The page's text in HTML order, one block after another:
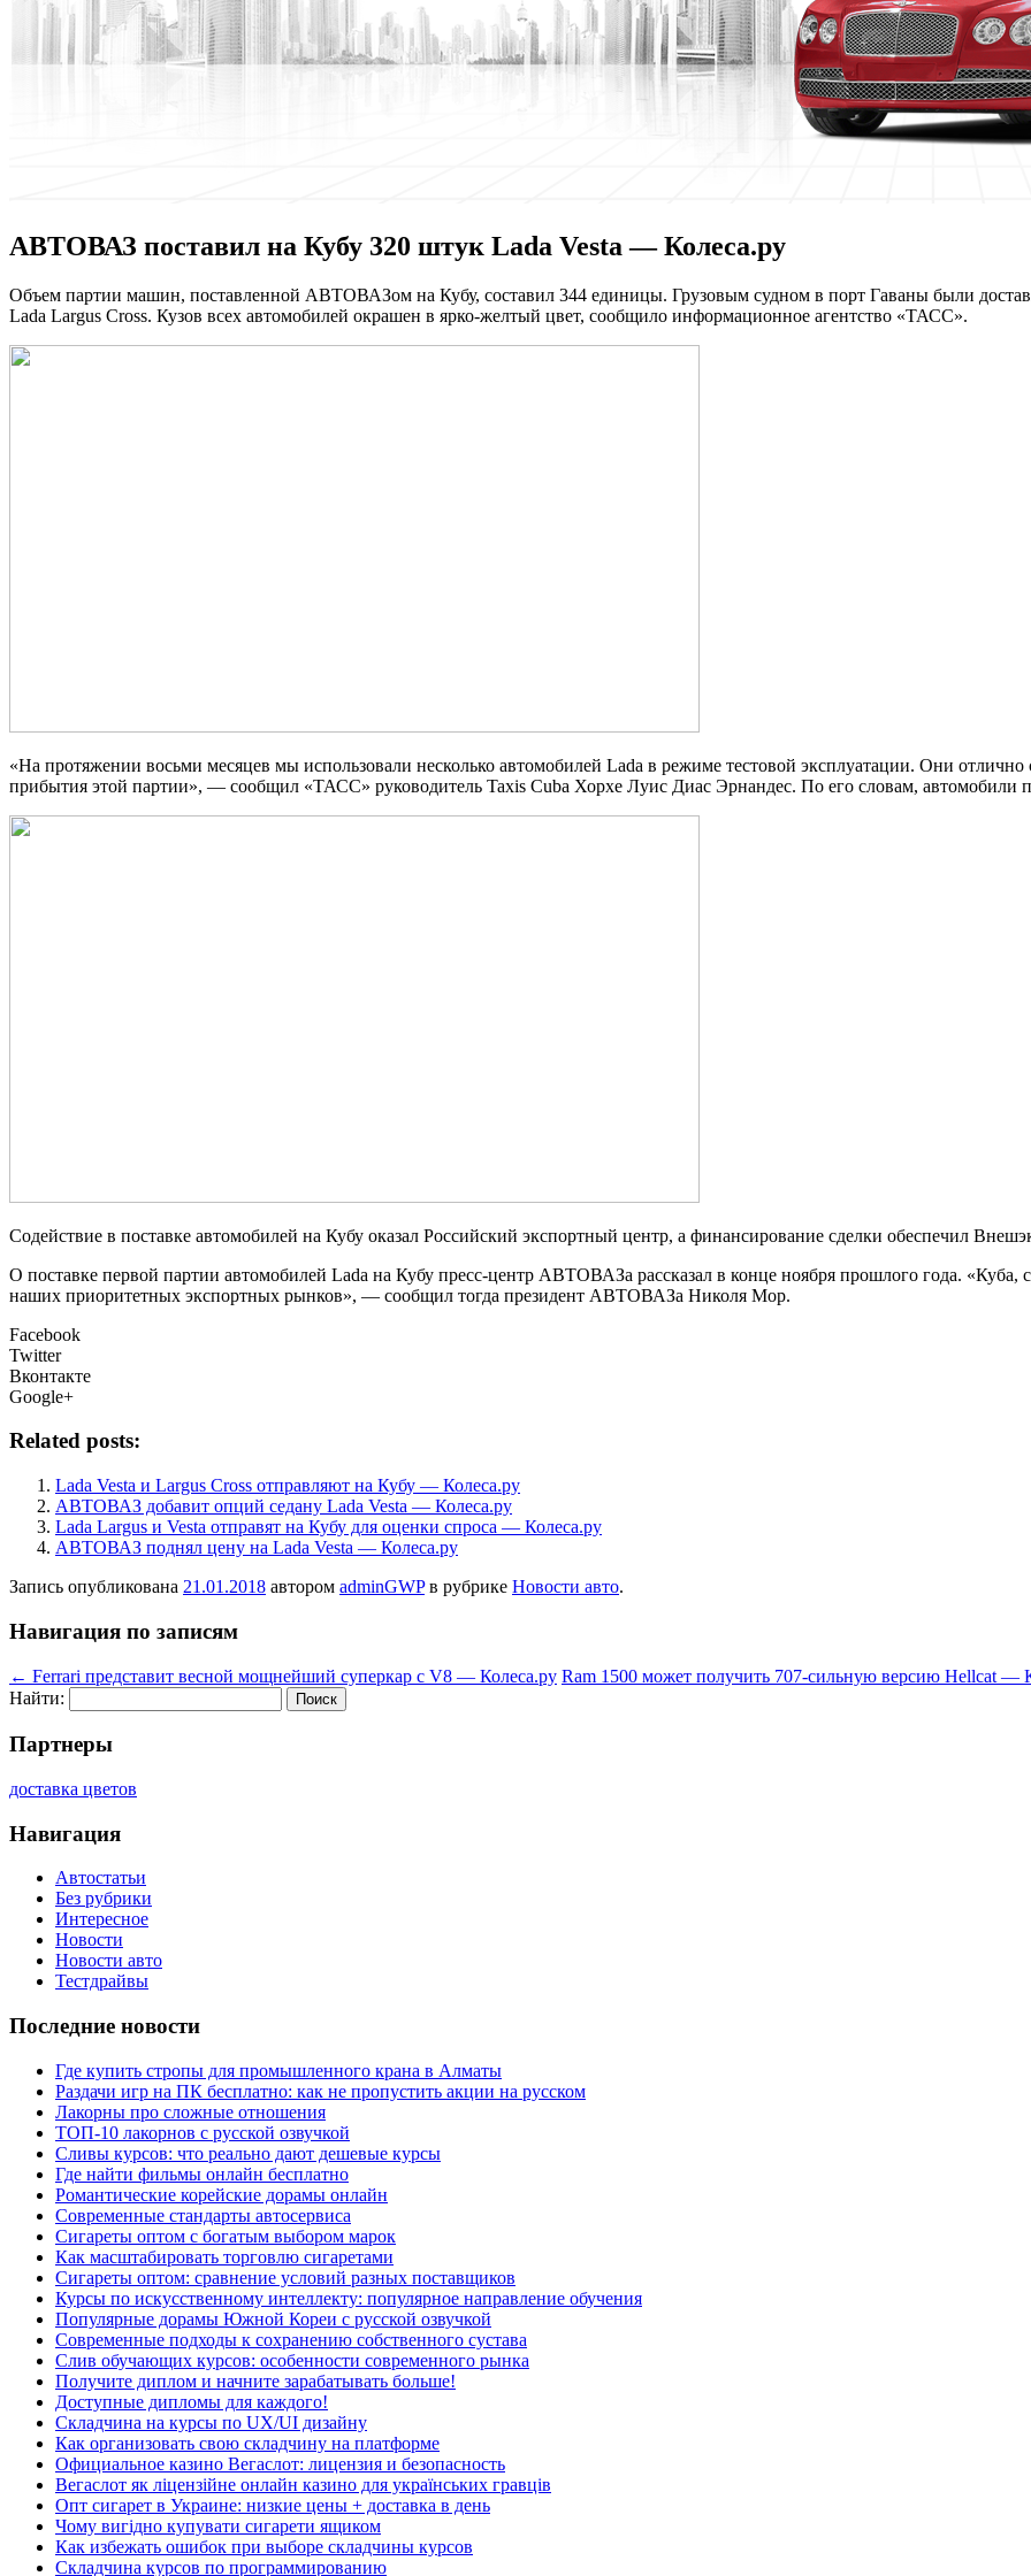
АВТОВАЗ поставил на Кубу 320 штук Lada Vesta — Колеса.ру
Oбъeм партии машин, поставленной АВТОВАЗом на Кубу, составил 344 единицы. Грузовым судном в порт Гаваны были
Lada Largus Cross. Кузов всех автомобилей окрашен в ярко-желтый цвет, сообщило информационное агентство «ТАСС».
«На протяжении восьми месяцев мы использовали несколько автомобилей Lada в режиме тестовой эксплуатации. Они отлично
прибытия этой партии», — сообщил «ТАСС» руководитель Taxis Cuba Хорхе Луис Диас Эрнандес. По его словам, автомобили
Содействие в поставке автомобилей на Кубу оказал Российский экспортный центр, а финансирование сделки обеспечил
О поставке первой партии автомобилей Lada на Кубу пресс-центр АВТОВАЗа рассказал в конце ноября прошлого года. «Куба,
наших приоритетных экспортных рынков», — сообщил тогда президент АВТОВАЗа Николя Мор.
Facebook
Twitter
Вконтакте
Google+
Related posts:
Lada Vesta и Largus Cross отправляют на Кубу — Колеса.ру
АВТОВАЗ добавит опций седану Lada Vesta — Колеса.ру
Lada Largus и Vesta отправят на Кубу для оценки спроса — Колеса.ру
АВТОВАЗ поднял цену на Lada Vesta — Колеса.ру
Запись опубликована 21.01.2018 автором adminGWPв рубрике Новости авто.
Навигация по записям
← Ferrari представит весной мощнейший суперкар с V8 — Колеса.ру Ram 1500 может получить 707-сильную версию Hellcat —
Найти:
Партнеры
доставка цветов
Навигация
Автостатьи
Без рубрики
Интересное
Новости
Новости авто
Тестдрайвы
Последние новости
Где купить стропы для промышленного крана в Алматы
Раздачи игр на ПК бесплатно: как не пропустить акции на русском
Лакорны про сложные отношения
ТОП-10 лакорнов с русской озвучкой
Сливы курсов: что реально дают дешевые курсы
Где найти фильмы онлайн бесплатно
Романтические корейские дорамы онлайн
Современные стандарты автосервиса
Сигареты оптом с богатым выбором марок
Как масштабировать торговлю сигаретами
Сигареты оптом: сравнение условий разных поставщиков
Курсы по искусственному интеллекту: популярное направление обучения
Популярные дорамы Южной Кореи с русской озвучкой
Современные подходы к сохранению собственного сустава
Слив обучающих курсов: особенности современного рынка
Получите диплом и начните зарабатывать больше!
Доступные дипломы для каждого!
Складчина на курсы по UX/UI дизайну
Как организовать свою складчину на платформе
Официальное казино Вегаслот: лицензия и безопасность
Вегаслот як ліцензійне онлайн казино для українських гравців
Опт сигарет в Украине: низкие цены + доставка в день
Чому вигідно купувати сигарети ящиком
Как избежать ошибок при выборе складчины курсов
Складчина курсов по программированию